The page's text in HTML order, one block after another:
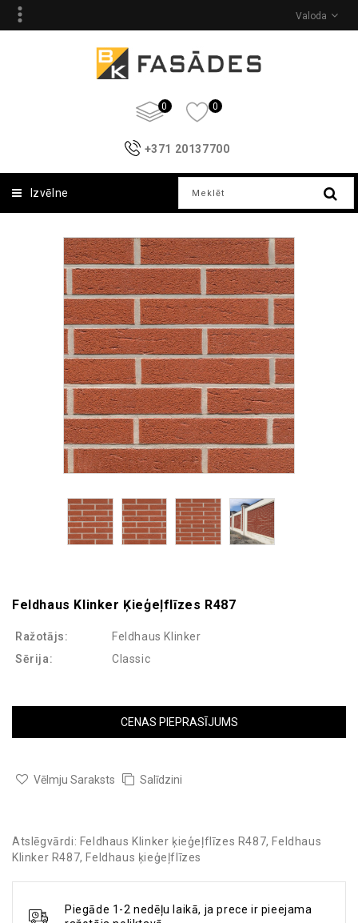
Valoda
0 0
+371 20137700
Izvēlne
Feldhaus Klinker Ķieģeļflīzes R487
Ražotājs:
Feldhaus Klinker
Sērija:
Classic
CENAS PIEPRASĪJUMS
Vēlmju Saraksts Salīdzini
Atslēgvārdi: Feldhaus Klinker ķieģeļflīzes R487, Feldhaus
Klinker R487, Feldhaus ķieģeļflīzes
Piegāde 1-2 nedēļu laikā, ja prece ir pieejama